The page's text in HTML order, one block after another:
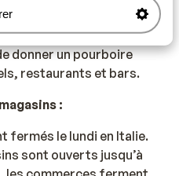
donner un pourboire
restaurants et bars.
:
fermés le lundi en Italie.
sont ouverts jusqu’à